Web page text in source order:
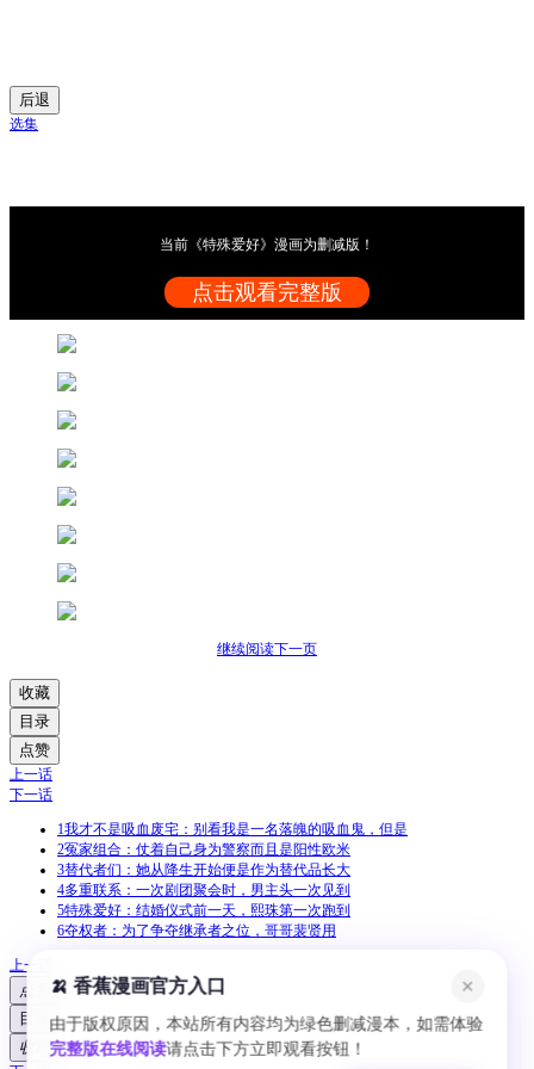
后退
选集
当前《特殊爱好》漫画为删减版！
点击观看完整版
继续阅读下一页
收藏
目录
点赞
上一话
下一话
1我才不是吸血废宅：别看我是一名落魄的吸血鬼，但是
2冤家组合：仗着自己身为警察而且是阳性欧米
3替代者们：她从降生开始便是作为替代品长大
4多重联系：一次剧团聚会时，男主头一次见到
5特殊爱好：结婚仪式前一天，熙珠第一次跑到
6夺权者：为了争夺继承者之位，哥哥裴贤用
上一话
点赞
目录
收藏
🍌 香蕉漫画官方入口 ✕
由于版权原因，本站所有内容均为绿色删减漫本，如需体验
完整版在线阅读请点击下方立即观看按钮！